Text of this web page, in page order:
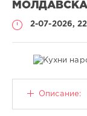
2-07-2026,
Книги
Описание: